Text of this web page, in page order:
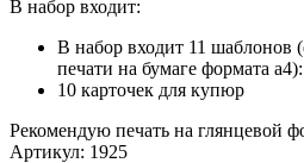
В набор входит:
В набор входит 11 шаблонов
печати на бумаге формата а4):
10 карточек для купюр
Рекомендую печать на глянцевой
Артикул: 1925